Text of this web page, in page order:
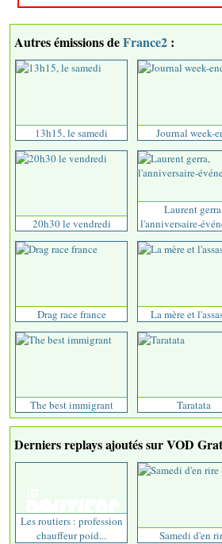
Autres émissions deFrance2 :
13h15, le samedi Journal week-
20h30 le vendredi
Laurent
l'anniversaire-
Drag race france La mère et
The best immigrant Taratata
Derniers replays ajoutés sur VOD
Les routiers : profession
chauffeur poid...
Samedi d'en